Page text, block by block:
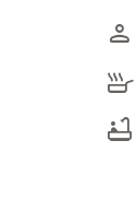
る個室にはダブ
ルコニーがあり
の合間のリフレ
一気に片付けて
person
skillet
bathtub